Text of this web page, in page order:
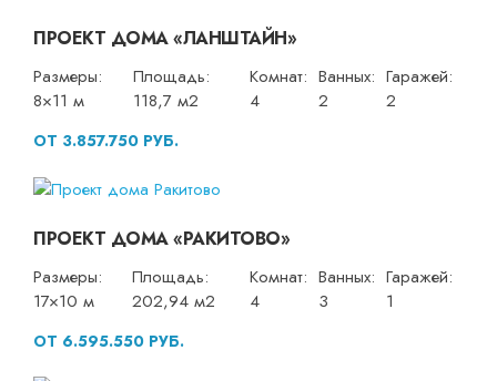
ПРОЕКТ ДОМА «ЛАНШТАЙН»
Размеры:
8×11 м
Площадь:
118,7 м2
Комнат:
4
Ванных:
2
Гаражей:
2
ОТ 3.857.750 РУБ.
ПРОЕКТ ДОМА «РАКИТОВО»
Размеры:
17×10 м
Площадь:
202,94 м2
Комнат:
4
Ванных:
3
Гаражей:
1
ОТ 6.595.550 РУБ.